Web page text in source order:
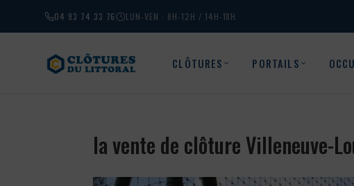
04 93 74 33 76 LUN-VEN · 8H-12H / 14H-18H
CLÔTURES PORTAILS
la vente de clôture Villeneuve-